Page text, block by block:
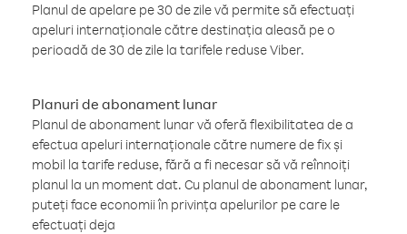
Planul de apelare pe 30 de zile vă permite să efectuați
apeluri internaționale către destinația aleasă pe o
perioadă de 30 de zile la tarifele reduse Viber.
Planuri de abonament lunar
Planul de abonament lunar vă oferă flexibilitatea de a
efectua apeluri internaționale către numere de fix și
mobil la tarife reduse, fără a fi necesar să vă reînnoiți
planul la un moment dat. Cu planul de abonament lunar,
puteți face economii în privința apelurilor pe care le
efectuați deja